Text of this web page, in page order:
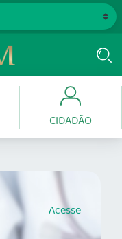
CIDADÃO
Acesse